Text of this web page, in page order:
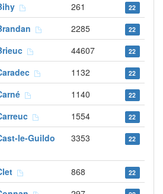
261 22
2285 22
44607 22
1132 22
1140 22
1554 22
le-Guildo 3353 22
868 22